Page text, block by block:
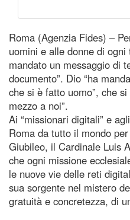
Roma (Agenzia Fides) –
uomini e alle donne di
mandato un messaggio di
documento”. Dio “ha
che si è fatto uomo”, che
mezzo a noi”.
Ai “missionari digitali” e
Roma da tutto il mondo
Giubileo, il Cardinale Luis
che ogni missione
le nuove vie delle reti
sua sorgente nel mistero
gratuità e concretezza, di